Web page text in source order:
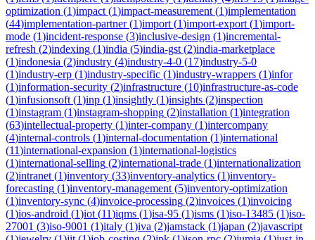
optimization (1)impact (1)impact-measurement (1)implementation
(44)implementation-partner(1)import (1)import-export (1)import-
mode (1)incident-response (3)inclusive-design (1)incremental-
refresh (2)indexing (1)india (5)india-gst (2)india-marketplace
(1)indonesia (2)industry (4)industry-4-0 (17)industry-5-0
(1)industry-erp (1)industry-specific (1)industry-wrappers (1)infor
(1)information-security (2)infrastructure (10)infrastructure-as-code
(1)infusionsoft (1)inp (1)insightly (1)insights (2)inspection
(1)instagram (1)instagram-shopping (2)installation (1)integration
(63)intellectual-property (1)inter-company (1)intercompany
(4)internal-controls (1)internal-documentation (1)international
(11)international-expansion (1)international-logistics
(1)international-selling (2)international-trade (1)internationalization
(2)intranet (1)inventory (33)inventory-analytics (1)inventory-
forecasting (1)inventory-management (5)inventory-optimization
(1)inventory-sync (4)invoice-processing (2)invoices (1)invoicing
(1)ios-android (1)iot (11)iqms (1)isa-95 (1)isms (1)iso-13485 (1)iso-
27001 (3)iso-9001 (1)italy (1)iva (2)jamstack (1)japan (2)javascript